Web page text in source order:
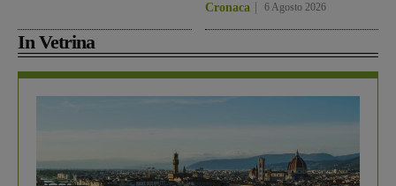
Cronaca 6 Agosto 2026
In Vetrina